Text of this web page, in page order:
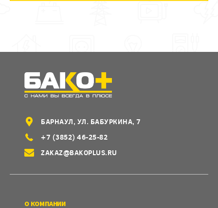
БАРНАУЛ, УЛ. БАБУРКИНА, 7
+7 (3852) 46-25-82
ZAKAZ@BAKOPLUS.RU
О КОМПАНИИ